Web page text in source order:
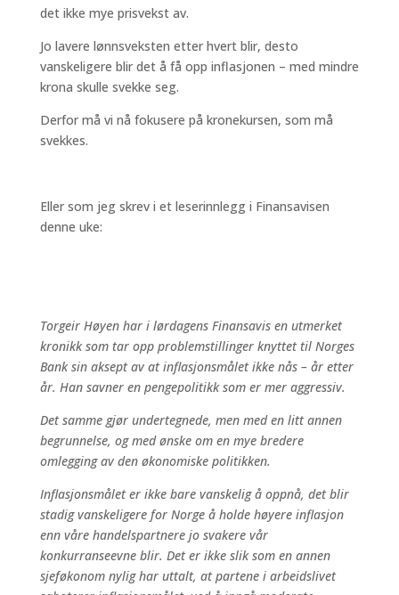
det ikke mye prisvekst av.
Jo lavere lønnsveksten etter hvert blir, desto
vanskeligere blir det å få opp inflasjonen – med mindre
krona skulle svekke seg.
Derfor må vi nå fokusere på kronekursen, som må
svekkes.
Eller som jeg skrev i et leserinnlegg i Finansavisen
denne uke:
Torgeir Høyen har i lørdagens Finansavis en utmerket
kronikk som tar opp problemstillinger knyttet til Norges
Bank sin aksept av at inflasjonsmålet ikke nås – år etter
år. Han savner en pengepolitikk som er mer aggressiv.
Det samme gjør undertegnede, men med en litt annen
begrunnelse, og med ønske om en mye bredere
omlegging av den økonomiske politikken.
Inflasjonsmålet er ikke bare vanskelig å oppnå, det blir
stadig vanskeligere for Norge å holde høyere inflasjon
enn våre handelspartnere jo svakere vår
konkurranseevne blir. Det er ikke slik som en annen
sjeføkonom nylig har uttalt, at partene i arbeidslivet